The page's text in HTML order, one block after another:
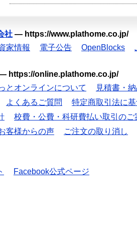
社 — https://www.plathome.co.jp/
家情報 電子公告 OpenBlocks
https://online.plathome.co.jp/
とオンラインについて
見積書・
よくあるご質問
特定商取引法に
校費・公費・科研費払い取引のご
客様からの声 ご注文の取り消し
Facebook公式ページ